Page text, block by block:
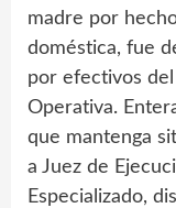
madre por
doméstica, fue
por efectivos
Operativa.
que mantenga
a Juez de
Especializado,